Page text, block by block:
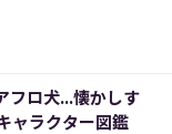
フロ犬...懐かしす
ャラクター図鑑